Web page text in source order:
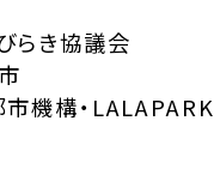
らき協議会
機構・LALAPARK